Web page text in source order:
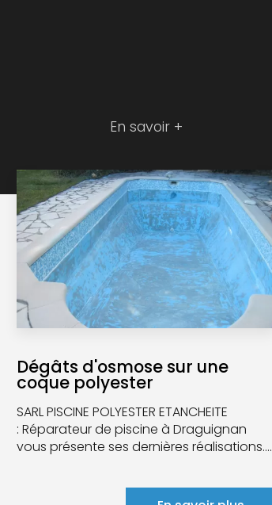
En savoir +
Dégâts d'osmose sur une
coque polyester
SARL PISCINE POLYESTER ETANCHEITE
: Réparateur de piscine à Draguignan
vous présente ses dernières réalisations....